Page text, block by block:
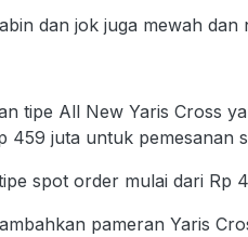
dan jok juga mewah
tipe All New Yaris Cross
459 juta untuk pemesanan
spot order mulai dari Rp
pameran Yaris